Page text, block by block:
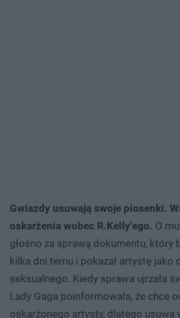
Gwiazdy usuwają swoje piosenki.
oskarżenia wobec R.Kelly'ego. O
głośno za sprawą dokumentu, który
kilka dni temu i pokazał artystę jako
seksualnego. Kiedy sprawa ujrzała
Lady Gaga poinformowała, że chce
oskarżonego artysty, dlatego usuwa